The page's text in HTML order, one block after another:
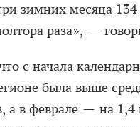
зимних месяца
раза», —
с начала
была выше
а в феврале — на